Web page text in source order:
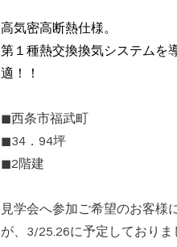
高気密高断熱仕様。
第１種熱交換換気システムを
適！！
◼︎西条市福武町
◼︎34．94坪
◼︎2階建
見学会へ参加ご希望のお客様
が、3/25.26に予定しており